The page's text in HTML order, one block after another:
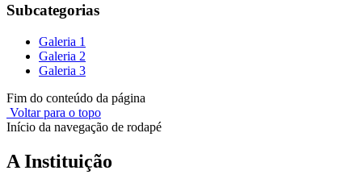
Subcategorias
Galeria 1
Galeria 2
Galeria 3
Fim do conteúdo da página
Voltar para o topo
Início da navegação de rodapé
A Instituição